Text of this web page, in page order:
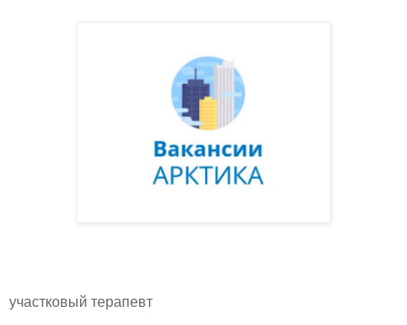
участковый терапевт